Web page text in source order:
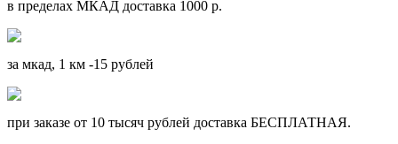
в пределах МКАД доставка 1000 р.
за мкад, 1 км -15 рублей
при заказе от 10 тысяч рублей доставка БЕСПЛАТНАЯ.